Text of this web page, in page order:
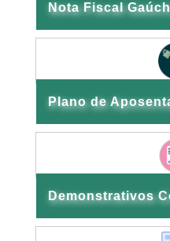
Nota Fiscal
Plano de
Demonstrativos